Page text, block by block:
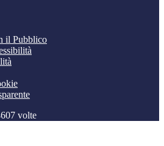
il Pubblico
volte